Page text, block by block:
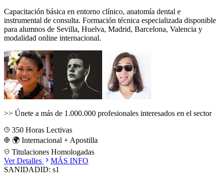
Capacitación básica en entorno clínico, anatomía dental e
instrumental de consulta. Formación técnica especializada disponible
para alumnos de Sevilla, Huelva, Madrid, Barcelona, Valencia y
modalidad online internacional.
>> Únete a más de 1.000.000 profesionales interesados en el sector
350 Horas Lectivas
🌍 Internacional + Apostilla
Titulaciones Homologadas
Ver Detalles
MÁS INFO
SANIDADID: s1